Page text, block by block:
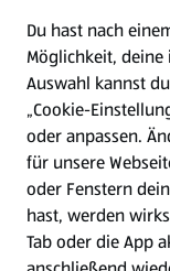
Presse
Hilfe & Kontakt
(öffnet in einem
Unternehmen
Folge uns hier:
Du hast nach
Möglichkeit,
Auswahl kannst
„Cookie-
oder anpassen.
für unsere
oder Fenstern
hast, werden
Tab oder die App